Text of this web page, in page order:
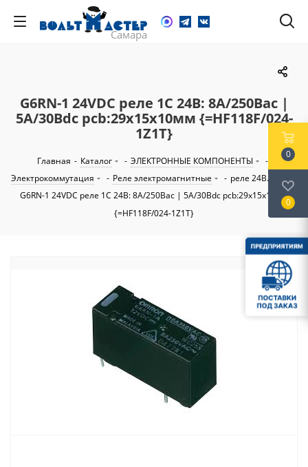
G6RN-1 24VDC реле 1C 24В: 8А/250Вac |
5А/30Вdc pcb:29х15х10мм {=HF118F/024-
1Z1T}
Главная - Каталог - ЭЛЕКТРОННЫЕ КОМПОНЕНТЫ
-
Электрокоммутация
- Реле электромагнитные - реле 24В...60В -
G6RN-1 24VDC реле 1C 24В: 8А/250Вac | 5А/30Вdc pcb:29х15х10мм
{=HF118F/024-1Z1T}
0
0